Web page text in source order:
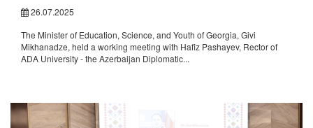
26.07.2025
The Minister of Education, Science, and Youth of Georgia, Givi
Mikhanadze, held a working meeting with Hafiz Pashayev, Rector of
ADA University - the Azerbaijan Diplomatic...